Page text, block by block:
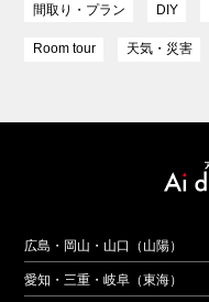
間取り・プラン DIY
Room tour 天気・災害
広島・岡山・山口（山陽）
愛知・三重・岐阜（東海）